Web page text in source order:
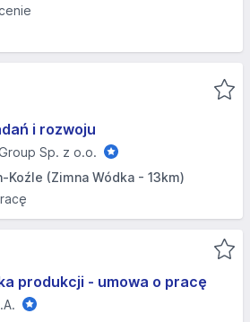
i rozwoju
Sp. z o.o.
Koźle (Zimna Wódka - 13km)
produkcji - umowa o pracę